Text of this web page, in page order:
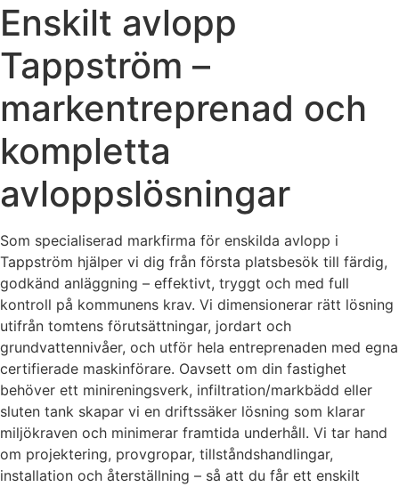
Enskilt avlopp
Tappström –
markentreprenad och
kompletta
avloppslösningar
Som specialiserad markfirma för enskilda avlopp i
Tappström hjälper vi dig från första platsbesök till färdig,
godkänd anläggning – effektivt, tryggt och med full
kontroll på kommunens krav. Vi dimensionerar rätt lösning
utifrån tomtens förutsättningar, jordart och
grundvattennivåer, och utför hela entreprenaden med egna
certifierade maskinförare. Oavsett om din fastighet
behöver ett minireningsverk, infiltration/markbädd eller
sluten tank skapar vi en driftssäker lösning som klarar
miljökraven och minimerar framtida underhåll. Vi tar hand
om projektering, provgropar, tillståndshandlingar,
installation och återställning – så att du får ett enskilt